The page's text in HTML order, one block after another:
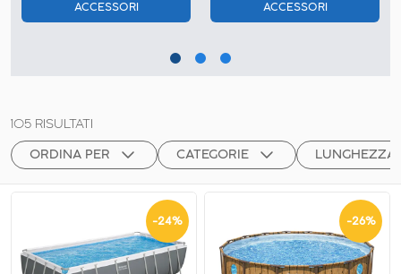
ACCESSORI
ACCESSORI
105 RISULTATI
ORDINA PER CATEGORIE LUNGHEZZA
-24% -26%